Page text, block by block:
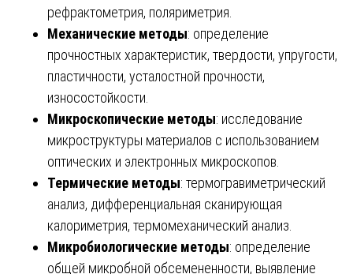
рефрактометрия, поляриметрия.
Механические методы: определение
прочностных характеристик, твердости, упругости,
пластичности, усталостной прочности,
износостойкости.
Микроскопические методы: исследование
микроструктуры материалов с использованием
оптических и электронных микроскопов.
Термические методы: термогравиметрический
анализ, дифференциальная сканирующая
калориметрия, термомеханический анализ.
Микробиологические методы: определение
общей микробной обсемененности, выявление